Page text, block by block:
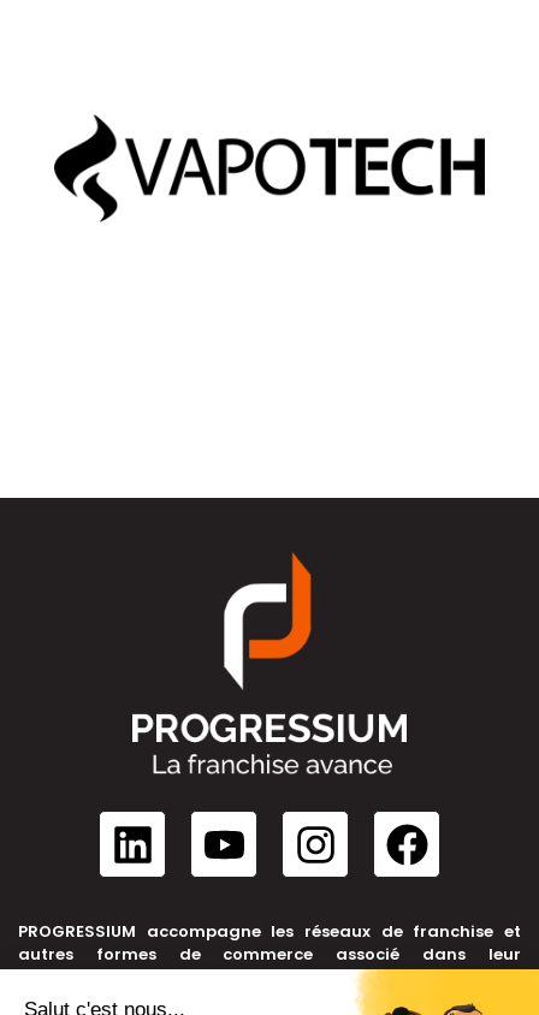
PROGRESSIUM accompagne les réseaux de franchise et
autres formes de commerce associé dans leur
développement, depuis leur création jusqu’à leur cession.